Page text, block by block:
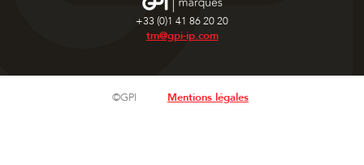
+33 (0)1 41 86 20 20
tm@gpi-ip.com
©GPI Mentions légales